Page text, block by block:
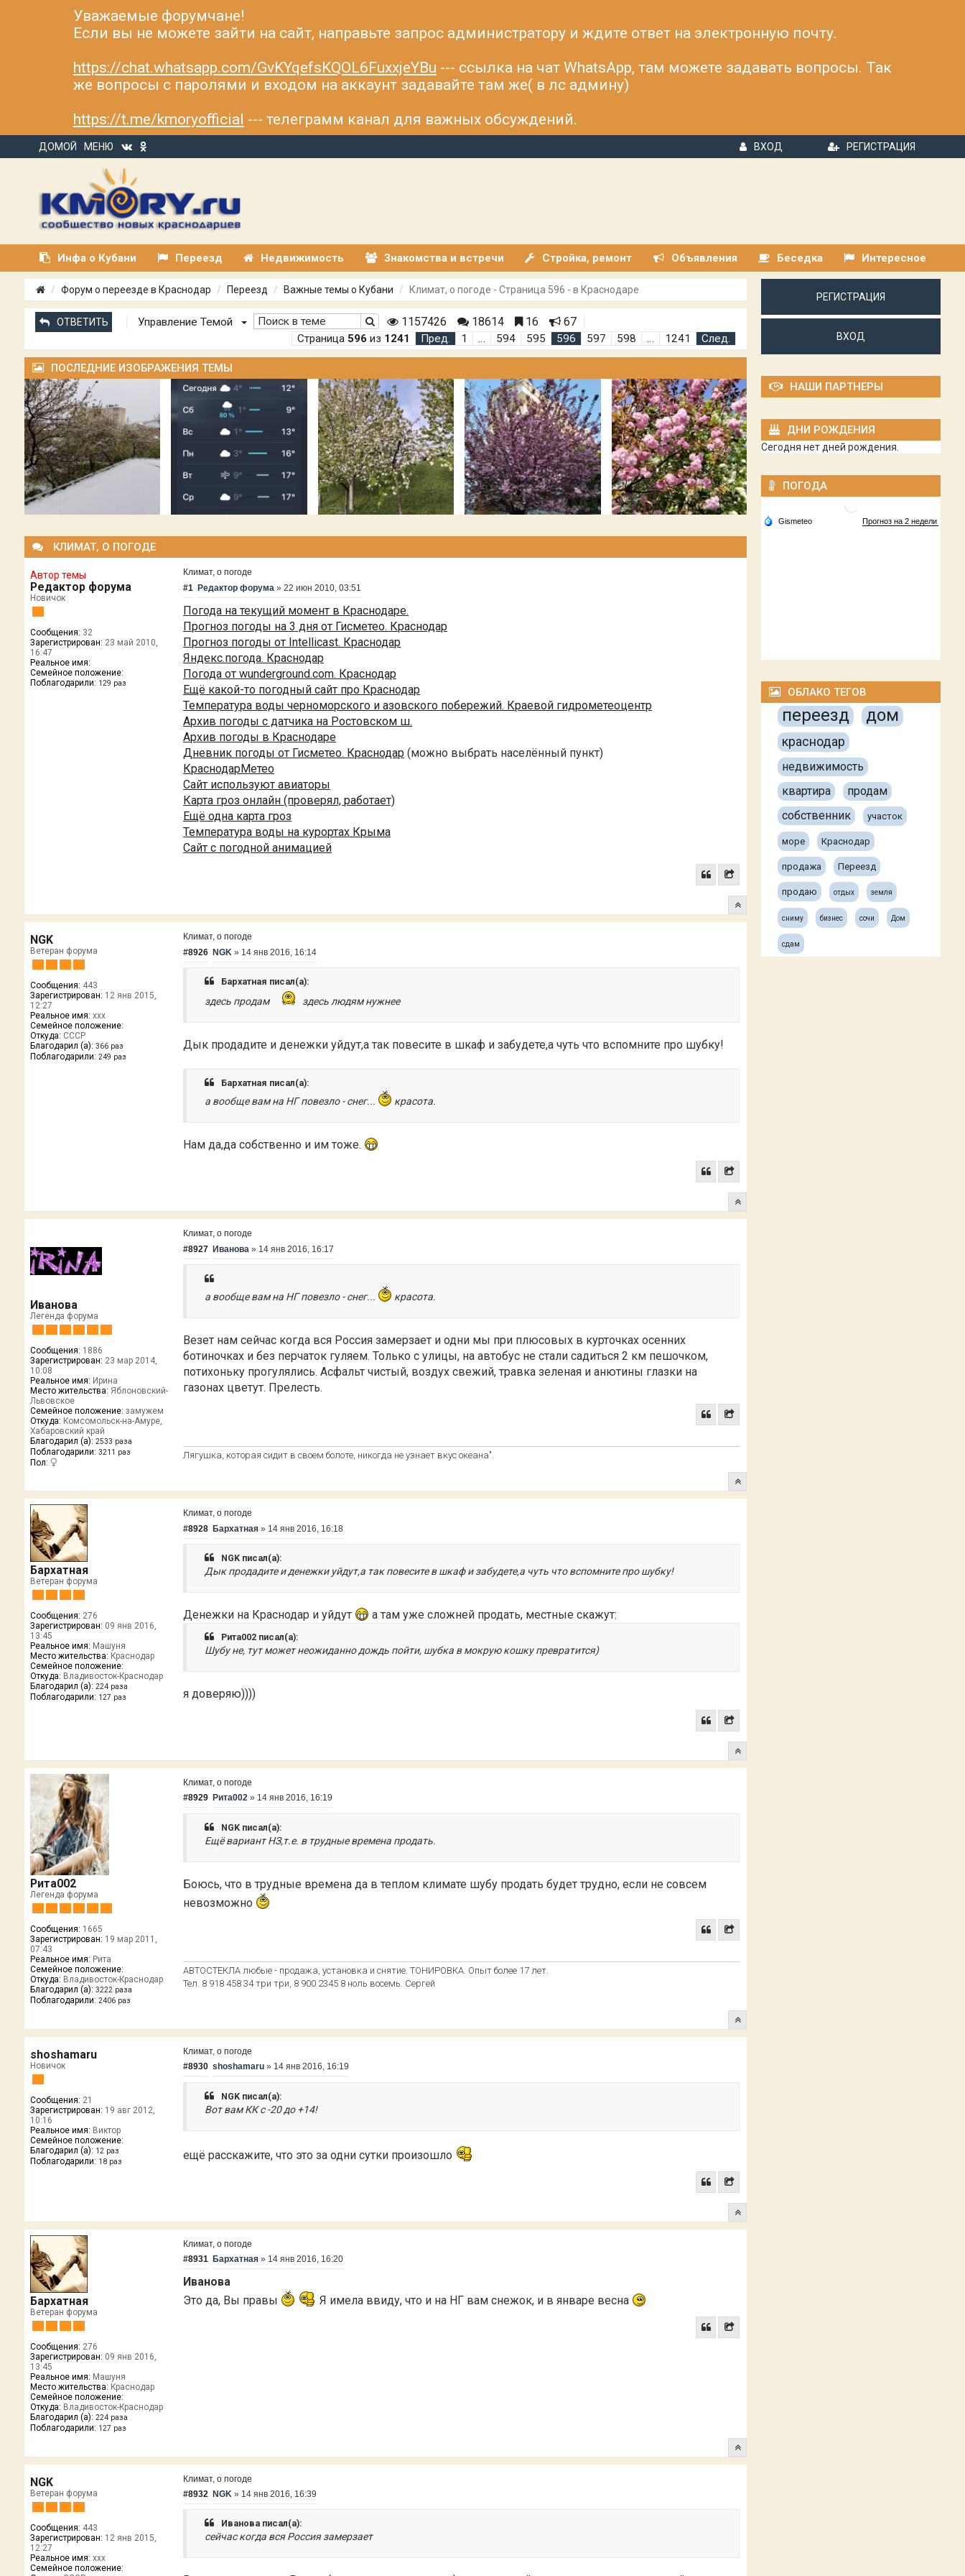
Уважаемые форумчане!
Если вы не можете зайти на сайт, направьте запрос администратору и ждите ответ на электронную почту.
https://chat.whatsapp.com/GvKYqefsKQOL6FuxxjeYBu --- ссылка на чат WhatsApp, там можете задавать вопросы. Так
же вопросы с паролями и входом на аккаунт задавайте там же( в лс админу)
https://t.me/kmoryofficial --- телеграмм канал для важных обсуждений.
ДОМОЙ МЕНЮ ВХОД РЕГИСТРАЦИЯ
Инфа о Кубани Переезд Недвижимость Знакомства и встречи Стройка, ремонт Объявления Беседка Интересное
Форум о переезде в Краснодар Переезд Важные темы о Кубани Климат, о погоде - Страница 596 - в Краснодаре
ОТВЕТИТЬ Управление Темой 1157426 18614 16 67
Страница596 из 1241 Пред. 1 … 594 595 596 597 598 … 1241 След.
ПОСЛЕДНИЕ ИЗОБРАЖЕНИЯ ТЕМЫ
КЛИМАТ, О ПОГОДЕ
Автор темы
Редактор форума
Новичок
Сообщения: 32
Зарегистрирован: 23 май 2010,
16:47
Реальное имя:
Семейное положение:
Поблагодарили: 129 раз
Климат, о погоде
#1 Редактор форума »22 июн 2010, 03:51
Погода на текущий момент в Краснодаре.
Прогноз погоды на 3 дня от Гисметео. Краснодар
Прогноз погоды от Intellicast. Краснодар
Яндекс.погода. Краснодар
Погода от wunderground.com. Краснодар
Ещё какой-то погодный сайт про Краснодар
Температура воды черноморского и азовского побережий. Краевой гидрометеоцентр
Архив погоды с датчика на Ростовском ш.
Архив погоды в Краснодаре
Дневник погоды от Гисметео. Краснодар (можно выбрать населённый пункт)
КраснодарМетео
Сайт используют авиаторы
Карта гроз онлайн (проверял, работает)
Ещё одна карта гроз
Температура воды на курортах Крыма
Сайт с погодной анимацией
NGK
Ветеран форума
Сообщения: 443
Зарегистрирован: 12 янв 2015,
12:27
Реальное имя: xxx
Семейное положение:
Откуда: CCCP
Благодарил (а): 366 раз
Поблагодарили: 249 раз
Климат, о погоде
#8926 NGK » 14 янв 2016, 16:14
Бархатная писал(а):
здесь продам здесь людям нужнее
Дык продадите и денежки уйдут,а так повесите в шкаф и забудете,а чуть что вспомните про шубку!
Бархатная писал(а):
а вообще вам на НГ повезло - снег... красота.
Нам да,да собственно и им тоже.
Иванова
Легенда форума
Сообщения: 1886
Зарегистрирован: 23 мар 2014,
10:08
Реальное имя: Ирина
Место жительства: Яблоновский-
Львовское
Семейное положение: замужем
Откуда: Комсомольск-на-Амуре,
Хабаровский край
Благодарил (а): 2533 раза
Поблагодарили: 3211 раз
Пол:
Климат, о погоде
#8927 Иванова » 14 янв 2016, 16:17
а вообще вам на НГ повезло - снег... красота.
Везет нам сейчас когда вся Россия замерзает и одни мы при плюсовых в курточках осенних
ботиночках и без перчаток гуляем. Только с улицы, на автобус не стали садиться 2 км пешочком,
потихоньку прогулялись. Асфальт чистый, воздух свежий, травка зеленая и анютины глазки на
газонах цветут. Прелесть.
Лягушка, которая сидит в своем болоте, никогда не узнает вкус океана".
Бархатная
Ветеран форума
Сообщения: 276
Зарегистрирован: 09 янв 2016,
13:45
Реальное имя: Машуня
Место жительства: Краснодар
Семейное положение:
Откуда: Владивосток-Краснодар
Благодарил (а): 224 раза
Поблагодарили: 127 раз
Климат, о погоде
#8928 Бархатная » 14 янв 2016, 16:18
NGK писал(а):
Дык продадите и денежки уйдут,а так повесите в шкаф и забудете,а чуть что вспомните про шубку!
Денежки на Краснодар и уйдут а там уже сложней продать, местные скажут:
Рита002 писал(а):
Шубу не, тут может неожиданно дождь пойти, шубка в мокрую кошку превратится)
я доверяю))))
Рита002
Легенда форума
Сообщения: 1665
Зарегистрирован: 19 мар 2011,
07:43
Реальное имя: Рита
Семейное положение:
Откуда: Владивосток-Краснодар
Благодарил (а): 3222 раза
Поблагодарили: 2406 раз
Климат, о погоде
#8929 Рита002 » 14 янв 2016, 16:19
NGK писал(а):
Ещё вариант НЗ,т.е. в трудные времена продать.
Боюсь, что в трудные времена да в теплом климате шубу продать будет трудно, если не совсем
невозможно
АВТОСТЕКЛА любые - продажа, установка и снятие. ТОНИРОВКА. Опыт более 17 лет.
Тел. 8 918 458 34 три три, 8 900 2345 8 ноль восемь. Сергей
shoshamaru
Новичок
Сообщения: 21
Зарегистрирован: 19 авг 2012,
10:16
Реальное имя: Виктор
Семейное положение:
Благодарил (а): 12 раз
Поблагодарили: 18 раз
Климат, о погоде
#8930 shoshamaru » 14 янв 2016, 16:19
NGK писал(а):
Вот вам КК с -20 до +14!
ещё расскажите, что это за одни сутки произошло
Бархатная
Ветеран форума
Сообщения: 276
Зарегистрирован: 09 янв 2016,
13:45
Реальное имя: Машуня
Место жительства: Краснодар
Семейное положение:
Откуда: Владивосток-Краснодар
Благодарил (а): 224 раза
Поблагодарили: 127 раз
Климат, о погоде
#8931 Бархатная » 14 янв 2016, 16:20
Иванова
Это да, Вы правы
Я имела ввиду, что и на НГ вам снежок, и в январе весна
NGK
Ветеран форума
Сообщения: 443
Зарегистрирован: 12 янв 2015,
12:27
Реальное имя: xxx
Семейное положение:
Климат, о погоде
#8932 NGK » 14 янв 2016, 16:39
Иванова писал(а):
сейчас когда вся Россия замерзает
РЕГИСТРАЦИЯ
ВХОД
НАШИ ПАРТНЕРЫ
ДНИ РОЖДЕНИЯ
Сегодня нет дней рождения.
ПОГОДА
ОБЛАКО ТЕГОВ
переезд дом
краснодар
недвижимость
квартира
продам
собственник
участок
море Краснодар
продажа Переезд
продаю отдых земля
сниму бизнес сочи Дом
сдам